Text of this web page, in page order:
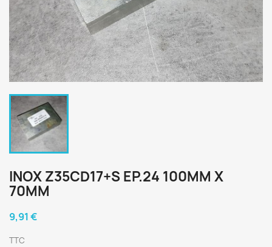
INOX Z35CD17+S EP.24 100MM X
70MM
9,91 €
TTC